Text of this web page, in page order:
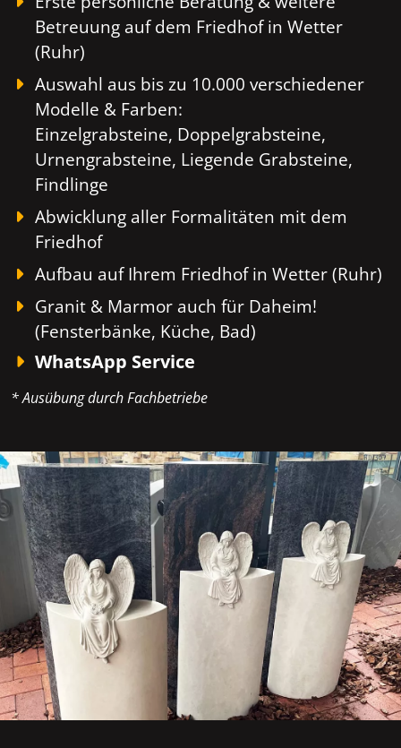
Betreuung auf dem Friedhof in Wetter
(Ruhr)
Auswahl aus bis zu 10.000 verschiedener
Modelle & Farben:
Einzelgrabsteine, Doppelgrabsteine,
Urnengrabsteine, Liegende Grabsteine,
Findlinge
Abwicklung aller Formalitäten mit dem
Friedhof
Aufbau auf Ihrem Friedhof in Wetter (Ruhr)
Granit & Marmor auch für Daheim!
(Fensterbänke, Küche, Bad)
WhatsApp Service
* Ausübung durch Fachbetriebe